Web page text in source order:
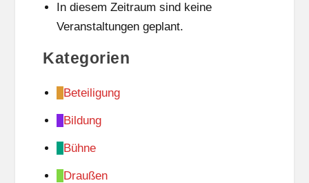
In diesem Zeitraum sind keine
Veranstaltungen geplant.
Kategorien
Beteiligung
Bildung
Bühne
Draußen